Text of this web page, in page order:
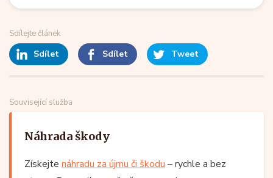
Sdílejte článek
Sdílet Sdílet Tweet
Související služba
Náhrada škody
Získejte náhradu za újmu či škodu – rychle a bez